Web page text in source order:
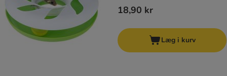
18,90 kr
Læg i kurv